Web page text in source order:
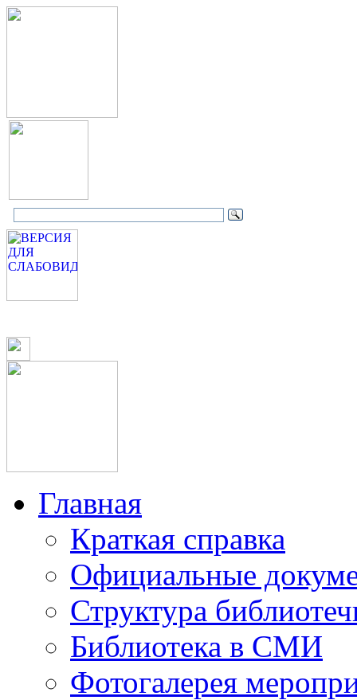
Главная
Краткая справка
Официальные
Структура
Библиотека в СМИ
Фотогалерея